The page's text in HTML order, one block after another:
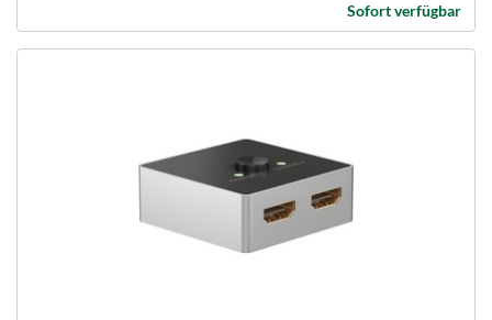
Sofort verfügbar